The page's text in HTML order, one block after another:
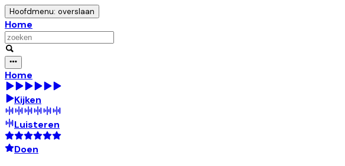
Hoofdmenu: overslaan
Home
Home
Kijken
Luisteren
Doen